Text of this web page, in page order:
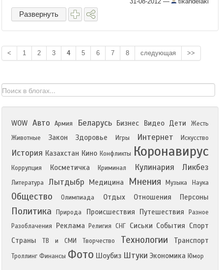
Развернуть
< 1 2 3 4 5 6 7 8 следующая >>
WOW Авто Армия Беларусь Бизнес Видео Дети
Жесть
Животные
Закон Здоровье Игры Интернет Искусство
История Казахстан Кино Конфликты Коронавирус
Коррупция Косметичка Криминал Кулинария Ликбез
Литература Лытдыбр Медицина Мнения Музыка Наука
Общество Олимпиада Отдых Отношения Персоны
Политика Природа Происшествия Путешествия
Разное
Разоблачения
Реклама Религия СНГ Сиськи События Спорт
Страны
ТВ и СМИ Творчество Технологии Транспорт
Троллинг Финансы Фото Шоубиз Штуки Экономика Юмор